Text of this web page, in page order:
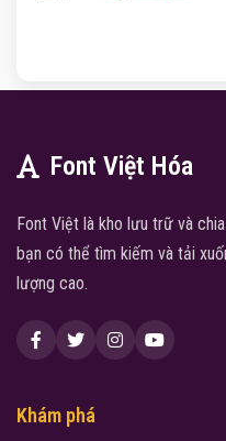
Font Việt Hóa
Font Việt là kho lưu trữ và
bạn có thể tìm kiếm và tải
lượng cao.
Khám phá